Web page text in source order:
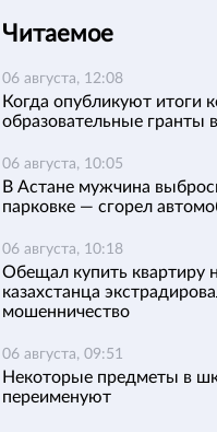
Читаемое
06 августа, 12:08
Когда опубликуют итоги
образовательные гранты
06 августа, 10:05
В Астане мужчина
парковке — сгорел
06 августа, 10:18
Обещал купить квартиру
казахстанца
мошенничество
06 августа, 09:51
Некоторые предметы в
переименуют